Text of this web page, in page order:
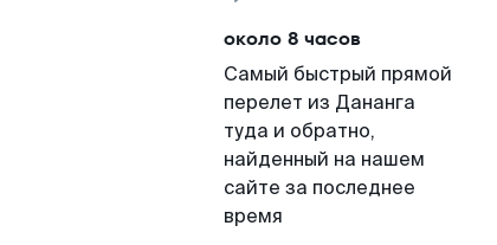
около 8 часов
Самый быстрый прямой
перелет из Дананга
туда и обратно,
найденный на нашем
сайте за последнее
время